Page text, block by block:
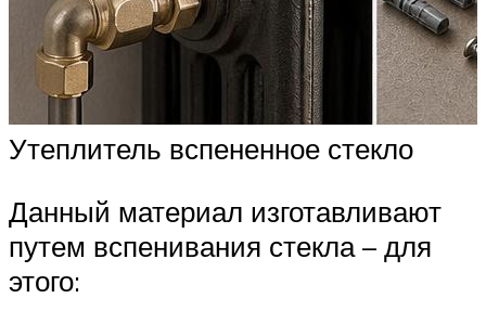
Утеплитель вспененное стекло
Данный материал изготавливают
путем вспенивания стекла – для
этого: